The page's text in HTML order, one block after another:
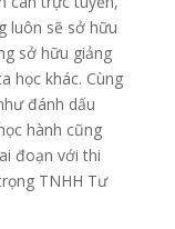
luôn sẽ sở hữu
sở hữu giảng
học khác. Cùng
đánh dấu
hành cũng
đoạn với thi
TNHH Tư